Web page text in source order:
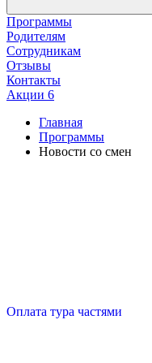
Программы
Родителям
Сотрудникам
Отзывы
Контакты
Акции 6
Главная
Программы
Новости со смен
Оплата тура частями